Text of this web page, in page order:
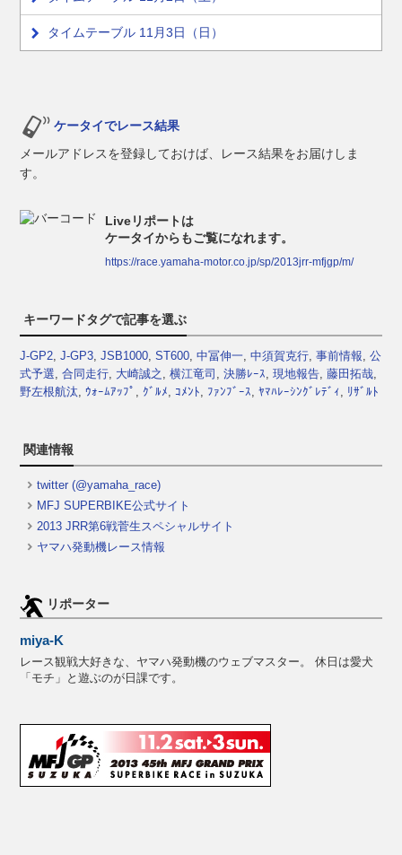
タイムテーブル 11月3日（日）
ケータイでレース結果
メールアドレスを登録しておけば、レース結果をお届けしま
す。
Liveリポートは
ケータイからもご覧になれます。
https://race.yamaha-motor.co.jp/sp/2013jrr-mfjgp/m/
キーワードタグで記事を選ぶ
J-GP2,J-GP3,JSB1000,ST600,中冨伸一,中須賀克行,事前情報,公
式予選,合同走行, 大崎誠之 ,横江竜司 ,決勝ﾚｰｽ,現地報告,藤田拓哉,
野左根航汰,ｳｫｰﾑｱｯﾌﾟ , ｸﾞﾙﾒ,ｺﾒﾝﾄ, ﾌｧﾝﾌﾞｰｽ,ﾔﾏﾊﾚｰｼﾝｸﾞﾚﾃﾞｨ , ﾘｻﾞﾙﾄ
関連情報
twitter (@yamaha_race)
MFJ SUPERBIKE公式サイト
2013 JRR第6戦菅生スペシャルサイト
ヤマハ発動機レース情報
リポーター
miya-K
レース観戦大好きな、ヤマハ発動機のウェブマスター。 休日は愛犬
「モチ」と遊ぶのが日課です。